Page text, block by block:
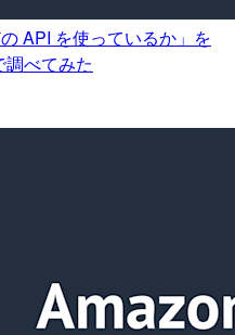
API を使っているか」を
べてみた